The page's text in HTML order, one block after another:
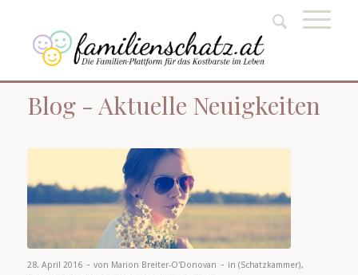
Blog - Aktuelle Neuigkeiten
28. April 2016 - von Marion Breiter-O'Donovan - in (Schatzkammer),